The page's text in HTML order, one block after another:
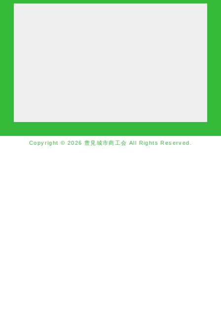
Copyright © 2026 豊見城市商工会 All Rights Reserved.